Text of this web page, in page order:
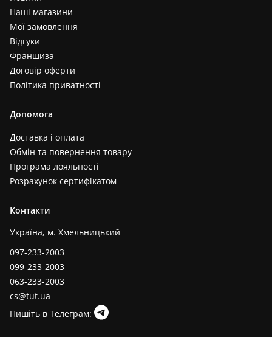
Наші магазини
Мої замовлення
Відгуки
Франшиза
Договір оферти
Політика приватності
Допомога
Доставка і оплата
Обмін та повернення товару
Програма лояльності
Розрахунок сертифікатом
Контакти
Україна, м. Хмельницький
097-233-2003
099-233-2003
063-233-2003
cs@tut.ua
Пишіть в Телеграм: